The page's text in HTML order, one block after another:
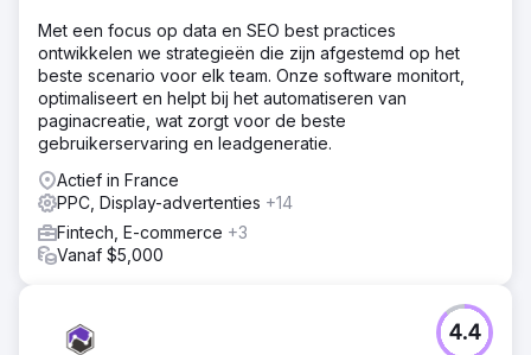
aandeel actieve gebruikers via organisch zoeken (SEO) -
Verbeterd conversiepercentage door optimalisatie van
website en applicatie - 90% lagere kosten per
klantverwerving via Google Ads - Stabiele groei van de
maandelijkse omzet in de afgelopen twee jaar
Met een focus op data en SEO best practices
ontwikkelen we strategieën die zijn afgestemd op het
beste scenario voor elk team. Onze software monitort,
optimaliseert en helpt bij het automatiseren van
paginacreatie, wat zorgt voor de beste
gebruikerservaring en leadgeneratie.
Actief in France
PPC, Display-advertenties +14
Fintech, E-commerce +3
Vanaf $5,000
4.4